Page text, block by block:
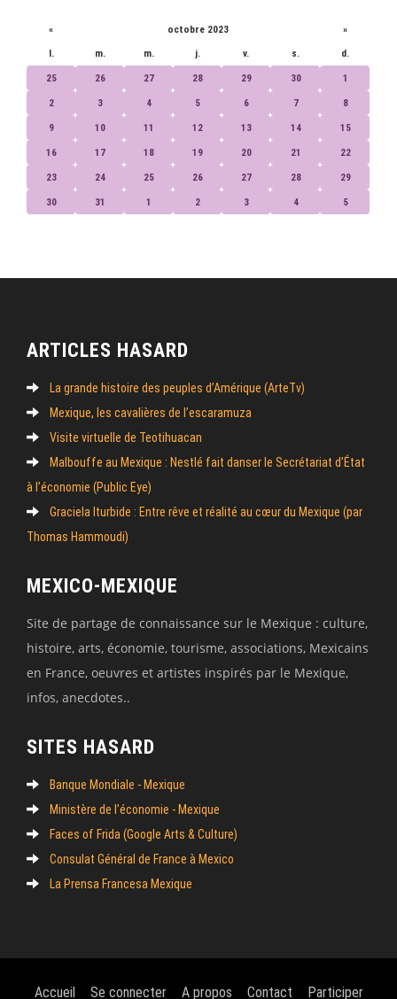
« octobre 2023 »
l. m. m. j. v. s. d.
25 26 27 28 29 30 1
2 3 4 5 6 7 8
9 10 11 12 13 14 15
16 17 18 19 20 21 22
23 24 25 26 27 28 29
30 31 1 2 3 4 5
ARTICLES HASARD
La grande histoire des peuples d’Amérique (ArteTv)
Mexique, les cavalières de l’escaramuza
Visite virtuelle de Teotihuacan
Malbouffe au Mexique : Nestlé fait danser le Secrétariat d’État
à l’économie (Public Eye)
Graciela Iturbide : Entre rêve et réalité au cœur du Mexique (par
Thomas Hammoudi)
MEXICO-MEXIQUE
Site de partage de connaissance sur le Mexique : culture,
histoire, arts, économie, tourisme, associations, Mexicains
en France, oeuvres et artistes inspirés par le Mexique,
infos, anecdotes..
SITES HASARD
Banque Mondiale - Mexique
Ministère de l’économie - Mexique
Faces of Frida (Google Arts & Culture)
Consulat Général de France à Mexico
La Prensa Francesa Mexique
Accueil Se connecter A propos Contact Participer